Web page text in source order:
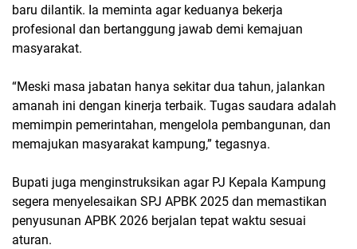
baru dilantik. Ia meminta agar keduanya bekerja
profesional dan bertanggung jawab demi kemajuan
masyarakat.
“Meski masa jabatan hanya sekitar dua tahun, jalankan
amanah ini dengan kinerja terbaik. Tugas saudara adalah
memimpin pemerintahan, mengelola pembangunan, dan
memajukan masyarakat kampung,” tegasnya.
Bupati juga menginstruksikan agar PJ Kepala Kampung
segera menyelesaikan SPJ APBK 2025 dan memastikan
penyusunan APBK 2026 berjalan tepat waktu sesuai
aturan.